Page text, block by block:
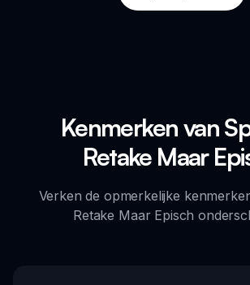
Kenmerken van
Retake Maar
Verken de opmerkelijke
Retake Maar Episch